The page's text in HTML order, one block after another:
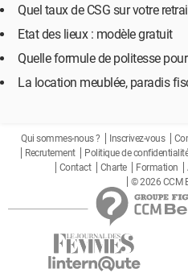
Quel taux de CSG sur votre
Etat des lieux : modèle gratuit
Quelle formule de politesse
La location meublée, paradis
Qui sommes-nous ? Inscrivez-vous
Recrutement
Politique de confidentialité
Contact
Charte Formation
© 2026 CCM